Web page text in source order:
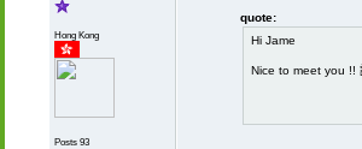
Hong Kong
Posts 93
quote:
Hi Jame
Nice to meet you !!